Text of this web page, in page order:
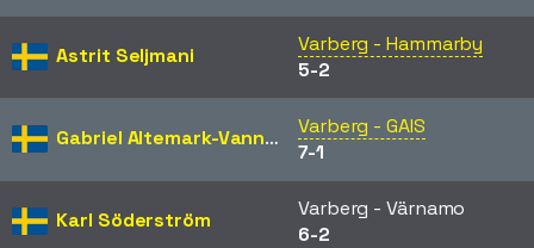
Astrit Seljmani
Varberg - Hammarby
5-2
Gabriel Altemark-Vanneryr
Varberg - GAIS
7-1
Karl Söderström
Varberg - Värnamo
6-2